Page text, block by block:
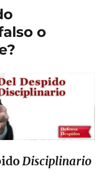
o
Disciplinario